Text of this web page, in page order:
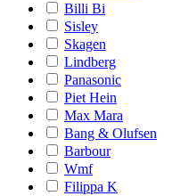
Billi Bi
Sisley
Skagen
Lindberg
Panasonic
Piet Hein
Max Mara
Bang & Olufsen
Barbour
Wmf
Filippa K